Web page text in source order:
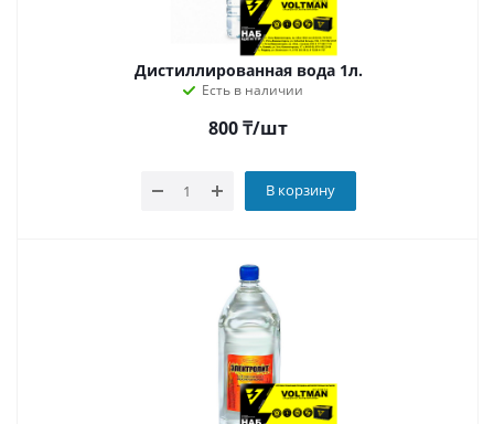
Дистиллированная вода 1л.
Есть в наличии
800₸/шт
В корзину